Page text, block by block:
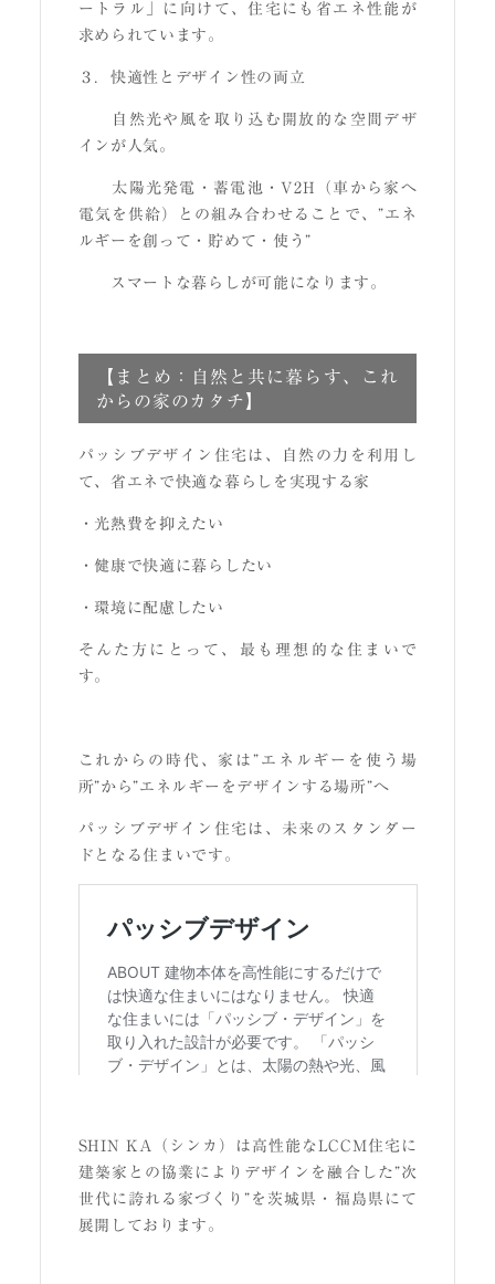
ートラル」に向けて、住宅にも省エネ性能が
求められています。
３．快適性とデザイン性の両立
自然光や風を取り込む開放的な空間デザ
インが人気。
太陽光発電・蓄電池・V2H（車から家へ
電気を供給）との組み合わせることで、”エネ
ルギーを創って・貯めて・使う”
スマートな暮らしが可能になります。
【まとめ：自然と共に暮らす、これ
からの家のカタチ】
パッシブデザイン住宅は、自然の力を利用し
て、省エネで快適な暮らしを実現する家
・光熱費を抑えたい
・健康で快適に暮らしたい
・環境に配慮したい
そんた方にとって、最も理想的な住まいで
す。
これからの時代、家は”エネルギーを使う場
所”から”エネルギーをデザインする場所”へ
パッシブデザイン住宅は、未来のスタンダー
ドとなる住まいです。
SHIN KA（シンカ）は高性能なLCCM住宅に
建築家との協業によりデザインを融合した”次
世代に誇れる家づくり”を茨城県・福島県にて
展開しております。